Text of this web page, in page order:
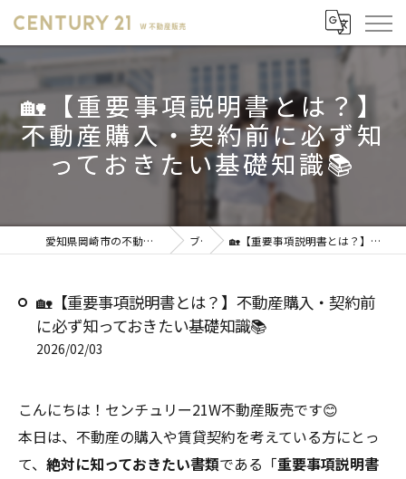
🏡【重要事項説明書とは？】
不動産購入・契約前に必ず知
っておきたい基礎知識📚
愛知県岡崎市の不動産売却ならセンチュリー21 W不動産販売 ブログ 🏡【重要事項説明書とは？】不動産購入・契約前に必ず知っておきたい基礎知識📚
🏡【重要事項説明書とは？】不動産購入・契約前
に必ず知っておきたい基礎知識📚
2026/02/03
こんにちは！センチュリー21W不動産販売です😊
本日は、不動産の購入や賃貸契約を考えている方にとっ
て、 絶対に知っておきたい書類である「重要事項説明書